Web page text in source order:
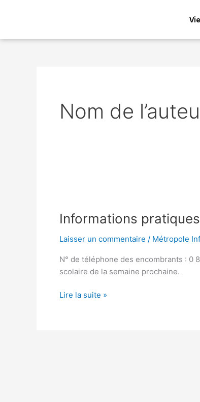
Nom de
Informations pratiques
Laisser un commentaire / Métropole
N° de téléphone des encombrants : 0
scolaire de la semaine prochaine.
Lire la suite »